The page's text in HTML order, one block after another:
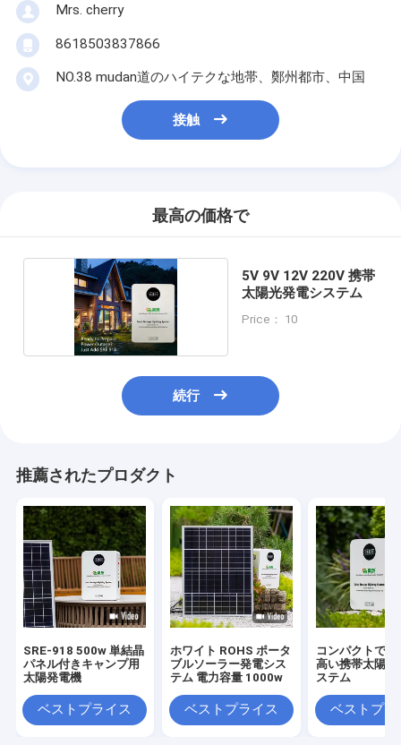
Mrs. cherry
8618503837866
NO.38 mudan道のハイテクな地帯、鄭州都市、中国
接触
最高の価格で
5V 9V 12V 220V 携帯
太陽光発電システム
Price： 10
続行
推薦されたプロダクト
SRE-918 500w 単結晶
パネル付きキャンプ用
太陽発電機
ベストプライス
ホワイト ROHS ポータ
ブルソーラー発電シス
テム 電力容量 1000w
ベストプライス
コンパクトで信
高い携帯太陽光
ステム
ベストプラ